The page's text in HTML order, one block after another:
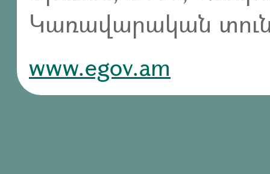
Կառավարական
www.egov.am